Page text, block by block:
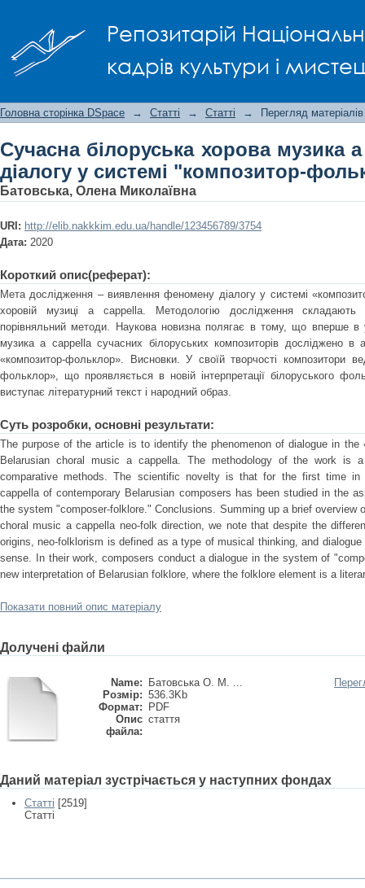
Репозитарій
кадрів культури і
"композитор-фольклор"
Головна сторінка DSpace → Статті → Статті → Перегляд матеріалів
Cучасна білоруська хорова музика
діалогу у системі "композитор-
Батовська, Олена Миколаївна
URI: http://elib.nakkkim.edu.ua/handle/123456789/3754
Дата: 2020
Короткий опис(реферат):
Мета дослідження – виявлення феномену діалогу у системі
хоровій музиці a cappella. Методологію дослідження складають
порівняльний методи. Наукова новизна полягає в тому, що вперше в
музика a cappella сучасних білоруських композиторів досліджено в
«композитор-фольклор». Висновки. У своїй творчості композитори
фольклор», що проявляється в новій інтерпретації білоруського
виступає літературний текст і народний образ.
Суть розробки, основні результати:
The purpose of the article is to identify the phenomenon of dialogue in the
Belarusian choral music a cappella. The methodology of the work is
comparative methods. The scientific novelty is that for the first time in
cappella of contemporary Belarusian composers has been studied in the
the system "composer-folklore." Conclusions. Summing up a brief overview
choral music a cappella neo-folk direction, we note that despite the
origins, neo-folklorism is defined as a type of musical thinking, and
sense. In their work, composers conduct a dialogue in the system of
new interpretation of Belarusian folklore, where the folklore element is a
Показати повний опис матеріалу
Долучені файли
Name:
Батовська О. М. ...
Розмір: 536.3Kb
Формат:
PDF
Опис
файла:
стаття
Даний матеріал зустрічається у наступних фондах
Статті [2519]
Статті